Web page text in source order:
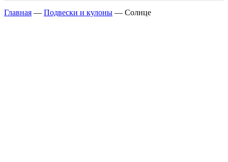
Главная — Подвески и кулоны — Солнце